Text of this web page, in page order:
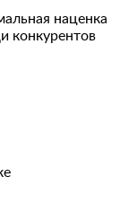
наценка
конкурентов